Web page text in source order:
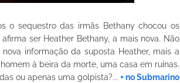
o sequestro das irmãs Bethany chocou os
ser Heather Bethany, a mais nova. Não
informação da suposta Heather, mais a
à beira da morte, uma casa em ruínas.
ou apenas uma golpista?... + no Submarino